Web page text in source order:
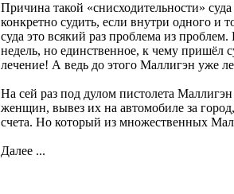
Причина такой «снисходительности»
конкретно судить, если внутри одного и
суда это всякий раз проблема из
недель, но единственное, к чему пришёл
лечение! А ведь до этого Маллигэн уже
На сей раз под дулом пистолета
женщин, вывез их на автомобиле за
счета. Но который из множественных
Далее ...